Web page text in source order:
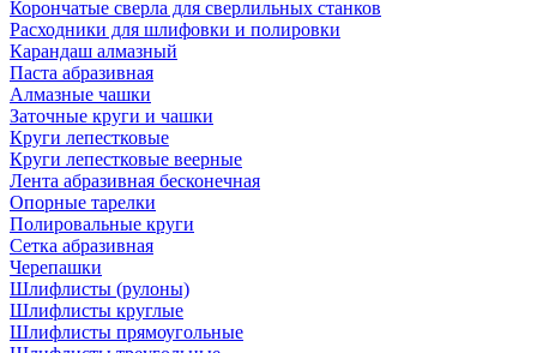
Корончатые сверла для сверлильных станков
Расходники для шлифовки и полировки
Карандаш алмазный
Паста абразивная
Алмазные чашки
Заточные круги и чашки
Круги лепестковые
Круги лепестковые веерные
Лента абразивная бесконечная
Опорные тарелки
Полировальные круги
Сетка абразивная
Черепашки
Шлифлисты (рулоны)
Шлифлисты круглые
Шлифлисты прямоугольные